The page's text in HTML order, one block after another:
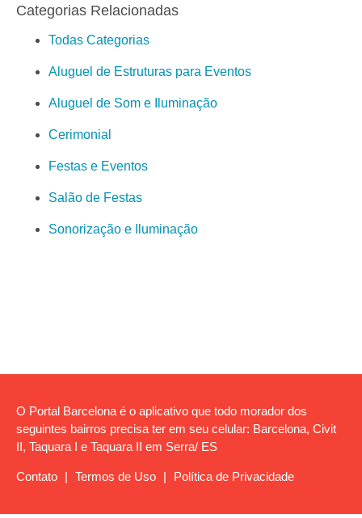
Categorias Relacionadas
Todas Categorias
Aluguel de Estruturas para Eventos
Aluguel de Som e Iluminação
Cerimonial
Festas e Eventos
Salão de Festas
Sonorização e Iluminação
O Portal Barcelona é o aplicativo que todo morador dos
seguintes bairros precisa ter em seu celular: Barcelona, Civit
II, Taquara I e Taquara II em Serra/ ES
Contato | Termos de Uso | Política de Privacidade